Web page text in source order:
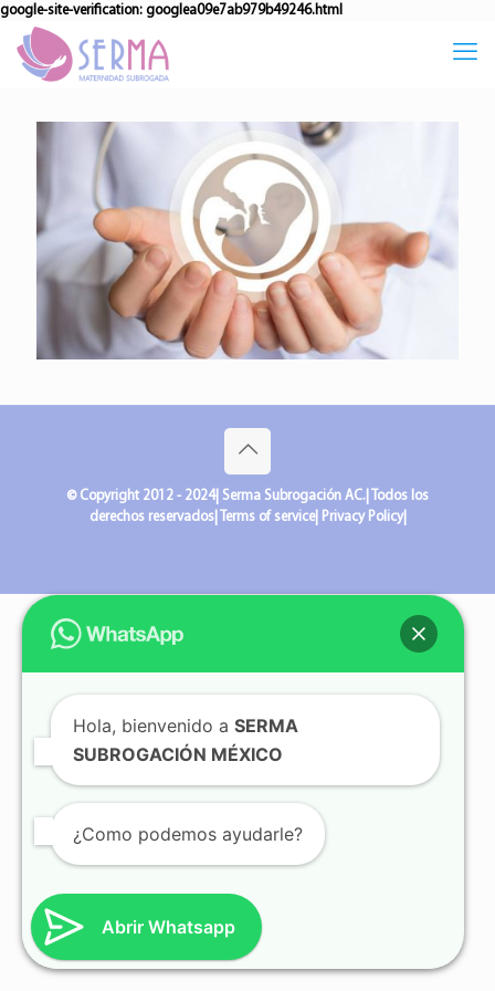
google-site-verification: googlea09e7ab979b49246.html
© Copyright 2012 - 2024| Serma Subrogación AC.| Todos los
derechos reservados| Terms of service| Privacy Policy|
Hola, bienvenido a SERMA
SUBROGACIÓN MÉXICO
¿Como podemos ayudarle?
Abrir Whatsapp